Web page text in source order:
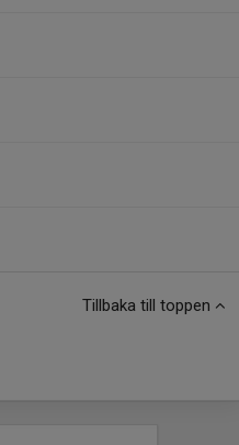
Tillbaka till toppen